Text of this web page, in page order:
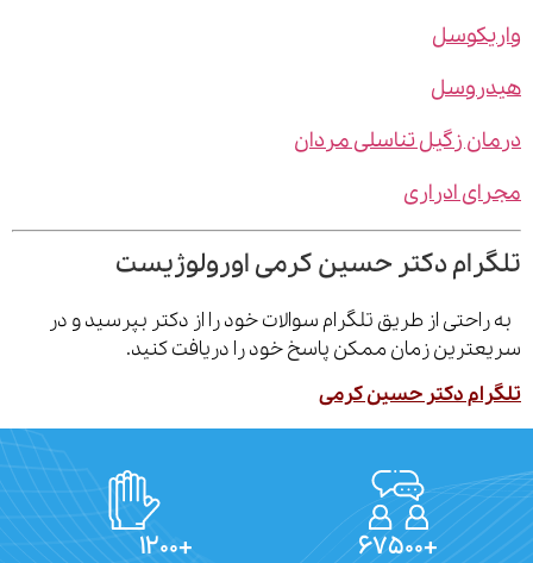
زگیل تناسلی مردان
ادراری
دکتر حسین کرمی اورولوژیست
از طریق تلگرام سوالات خود را از دکتر بپرسید و در
زمان ممکن پاسخ خود را دریافت کنید.
دکتر حسین کرمی